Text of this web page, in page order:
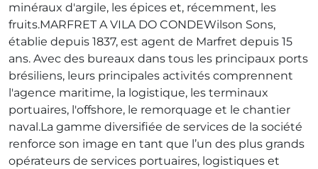
minéraux d'argile, les épices et, récemment, les
fruits.MARFRET A VILA DO CONDEWilson Sons,
établie depuis 1837, est agent de Marfret depuis 15
ans. Avec des bureaux dans tous les principaux ports
brésiliens, leurs principales activités comprennent
l'agence maritime, la logistique, les terminaux
portuaires, l'offshore, le remorquage et le chantier
naval.La gamme diversifiée de services de la société
renforce son image en tant que l’un des plus grands
opérateurs de services portuaires, logistiques et